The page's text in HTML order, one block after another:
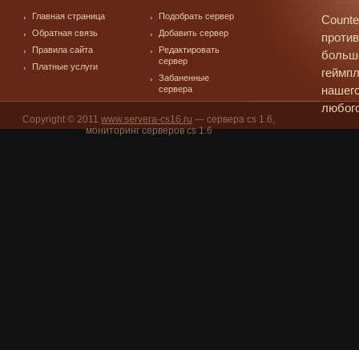
Главная страница
Обратная связь
Правила сайта
Платные услуги
Подобрать сервер
Добавить сервер
Редактировать
сервер
Забаненные
сервера
Copyright © 2011 www.servera-cs16.ru — сервера cs 1.6,
мониторинг серверов cs 1.6